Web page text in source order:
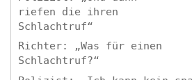
riefen die ihren
Schlachtruf“
Richter: „Was für einen
Schlachtruf?“